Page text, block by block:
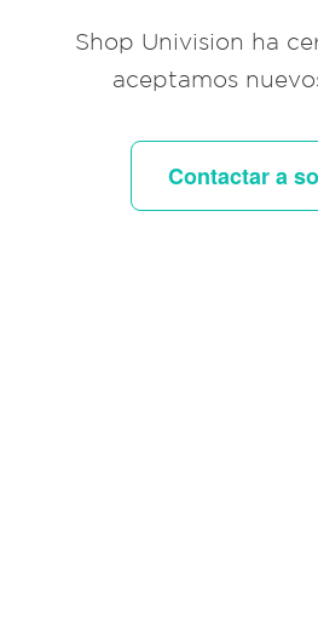
Shop Univision ha
aceptamos
Contactar a